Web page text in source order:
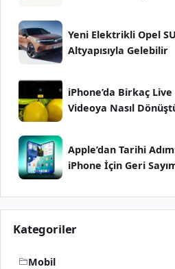
Yeni Elektrikli Opel
Altyapısıyla Gelebilir
iPhone’da Birkaç
Videoya Nasıl
Apple’dan Tarihi
iPhone İçin Geri
Kategoriler
Mobil